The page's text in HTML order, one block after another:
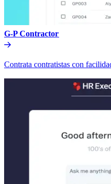
G-P Contractor​​
Contrata contratistas con